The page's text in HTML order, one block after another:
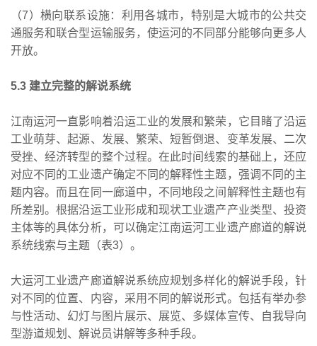
（7）横向联系设施：利用各城市，特别是大城市的公共交
通服务和联合型运输服务，使运河的不同部分能够向更多人
开放。
5.3 建立完整的解说系统
江南运河一直影响着沿运工业的发展和繁荣，它目睹了沿运
工业萌芽、起源、发展、繁荣、短暂倒退、变革发展、二次
受挫、经济转型的整个过程。在此时间线索的基础上，还应
对应不同的工业遗产确定不同的解释性主题，强调不同的主
题内容。而且在同一廊道中，不同地段之间解释性主题也有
所差别。根据沿运工业形成和现状工业遗产产业类型、投资
主体等的具体分析，可以确定江南运河工业遗产廊道的解说
系统线索与主题（表3）。
大运河工业遗产廊道解说系统应规划多样化的解说手段，针
对不同的位置、内容，采用不同的解说形式。包括有举办参
与性活动、幻灯与图片展示、展览、多媒体宣传、自我导向
型游道规划、解说员讲解等多种手段。